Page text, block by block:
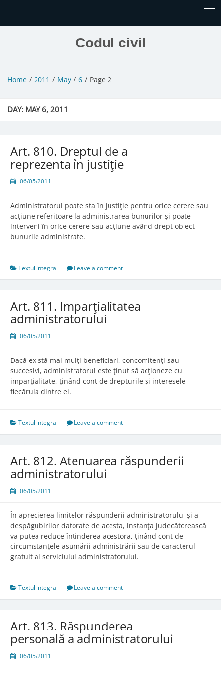
Codul civil
Home 2011 May 6 Page 2
DAY: MAY 6, 2011
Art. 810. Dreptul de a
reprezenta în justiţie
06/05/2011
Administratorul poate sta în justiţie pentru orice cerere sau
acţiune referitoare la administrarea bunurilor şi poate
interveni în orice cerere sau acţiune având drept obiect
bunurile administrate.
Textul integral Leave a comment
Art. 811. Imparţialitatea
administratorului
06/05/2011
Dacă există mai mulţi beneficiari, concomitenţi sau
succesivi, administratorul este ţinut să acţioneze cu
imparţialitate, ţinând cont de drepturile şi interesele
fiecăruia dintre ei.
Textul integral Leave a comment
Art. 812. Atenuarea răspunderii
administratorului
06/05/2011
În aprecierea limitelor răspunderii administratorului şi a
despăgubirilor datorate de acesta, instanţa judecătorească
va putea reduce întinderea acestora, ţinând cont de
circumstanţele asumării administrării sau de caracterul
gratuit al serviciului administratorului.
Textul integral Leave a comment
Art. 813. Răspunderea
personală a administratorului
06/05/2011